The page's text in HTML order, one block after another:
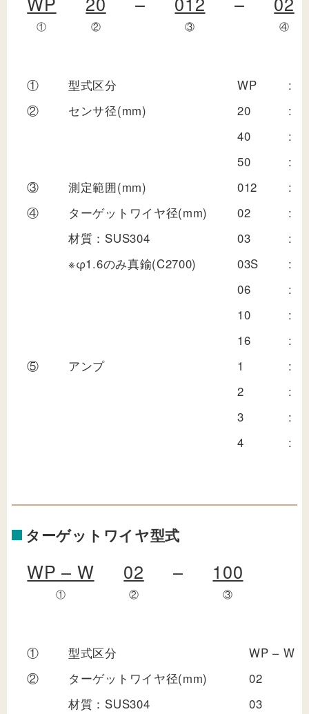
① ② ③ ④
① 型式区分 WP
:
②
センサ径(mm) 20
:
40
:
50
:
③
測定範囲(mm) 012
:
④
ターゲットワイヤ径(mm) 02
:
材質：SUS304
03
:
※φ1.6のみ真鍮(C2700)
03S
:
06
:
10
:
16
:
⑤
アンプ 1
:
2
:
3
:
4
:
ターゲットワイヤ型式
WP – W 02 – 100
① ② ③
① 型式区分
WP – W
②
ターゲットワイヤ径(mm)
02
材質：SUS304
03